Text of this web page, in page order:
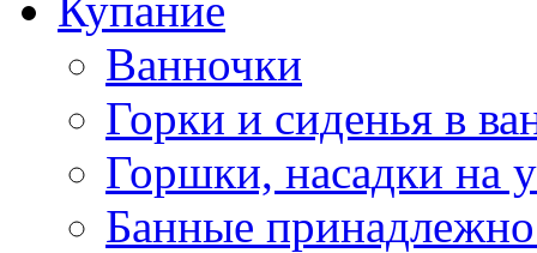
Ванночки
Горки и сиденья в
Горшки, насадки на
Банные